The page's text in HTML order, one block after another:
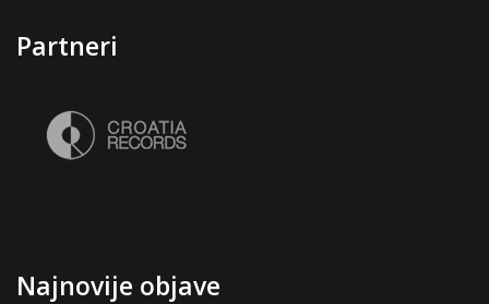
Partneri
Najnovije objave